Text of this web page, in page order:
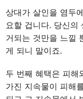
상대가 살인을 염두
요할 겁니다. 당신의
거되는 것만을 느낄
게 되니 말이죠.
두 번째 혜택은 피해
가진 지속물이 피해